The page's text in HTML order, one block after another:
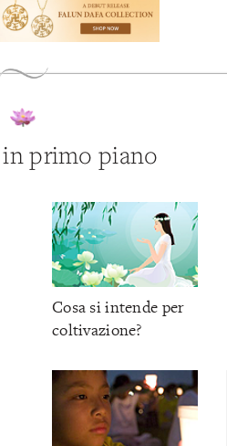
primo piano
Cosa si intende per
coltivazione?